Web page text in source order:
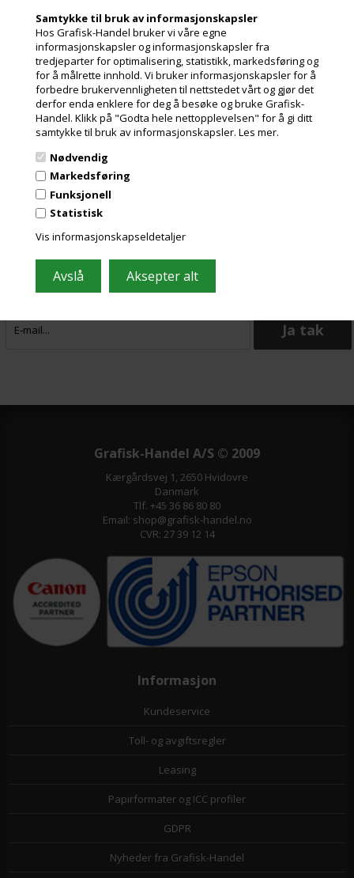
Samtykke til bruk av informasjonskapsler
Hos Grafisk-Handel bruker vi våre egne
informasjonskapsler og informasjonskapsler fra
tredjeparter for optimalisering, statistikk, markedsføring og
for å målrette innhold. Vi bruker informasjonskapsler for å
forbedre brukervennligheten til nettstedet vårt og gjør det
derfor enda enklere for deg å besøke og bruke Grafisk-
Handel. Klikk på "Godta hele nettopplevelsen" for å gi ditt
samtykke til bruk av informasjonskapsler. Les mer.
Nødvendig
Markedsføring
Funksjonell
Statistisk
Vis informasjonskapseldetaljer
Phoenix Blueprint er en god
allround gummiduk til både
konvensjonell og hybrid farge.
Kan benyttes til både arktrykk,
emballasje, metalltryk og tørr
offset
Den er motstandsdyktig
overfor formatkanter.
Maskin(er):
Format:166,0 x 135,5 cm
Tykkelse:1,96
Skinner:
12x12x10x0,11
Les mer
1.746,00Kr.ekslusive. mva
og miljøbidrag
Phoenix Blueprint er en god
allround gummiduk til både
konvensjonell og hybrid farge.
Kan benyttes til både arktrykk,
emballasje, metalltryk og tørr
offset
Den er motstandsdyktig
overfor formatkanter.
Maskin(er):
Les mer
390,00Kr.ekslusive. mva
og miljøbidrag
tilbud
gratis og enkelt å avmelde seg.
Grafisk-Handel A/S © 2009
Kærgårdsvej 1, 2650 Hvidovre
Danmark
Tlf. +45 36 86 80 80
Email: shop@grafisk-handel.no
CVR: 27 39 12 14
Informasjon
Kundeservice
Toll- og avgiftsregler
Leasing
Papirformater og ICC profiler
GDPR
Nyheder fra Grafisk-Handel